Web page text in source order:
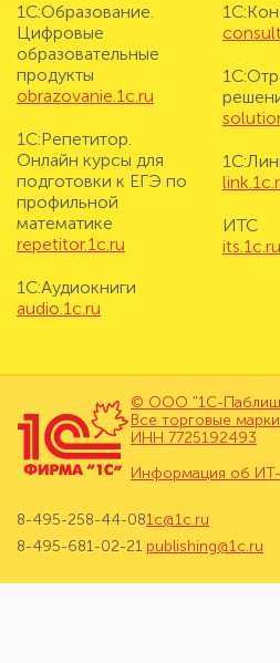
1С:Образование.
Цифровые
образовательные
продукты
obrazovanie.1c.ru
1С:Репетитор.
Онлайн курсы для
подготовки к ЕГЭ по
профильной
математике
repetitor.1c.ru
1С:Аудиокниги
audio.1c.ru
ИТС
its.1c.ru
© ООО "1С-
Все торговые
ИНН 7725192493
Информация об ИТ-
8-495-258-44-08
8-495-681-02-21
1c@1c.ru
publishing@1c.ru